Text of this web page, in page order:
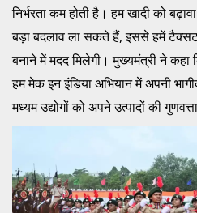
निर्भरता कम होती है। हम खादी को
बड़ा बदलाव ला सकते हैं, इससे हमें
बनाने में मदद मिलेगी। मुख्यमंत्री ने कहा
हम मेक इन इंडिया अभियान में अपनी
मध्यम उद्योगों को अपने उत्पादों की